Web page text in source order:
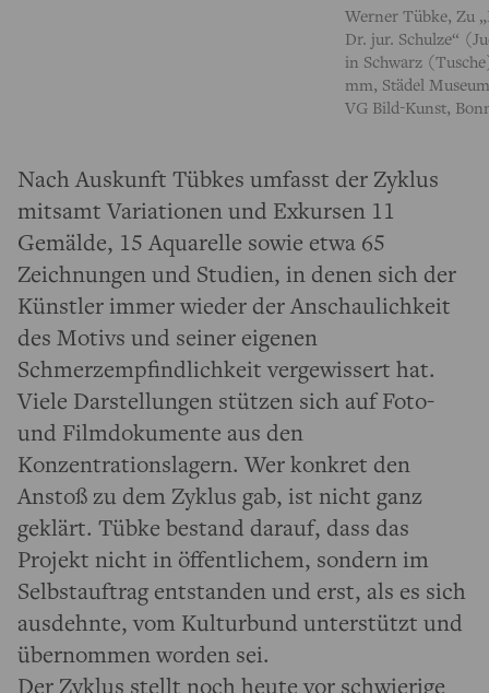
Werner Tübke, Zu
Dr. jur. Schulze“
in Schwarz
mm, Städel
VG Bild-Kunst,
Nach Auskunft Tübkes umfasst der Zyklus
mitsamt Variationen und Exkursen 11
Gemälde, 15 Aquarelle sowie etwa 65
Zeichnungen und Studien, in denen sich der
Künstler immer wieder der Anschaulichkeit
des Motivs und seiner eigenen
Schmerzempfindlichkeit vergewissert hat.
Viele Darstellungen stützen sich auf Foto-
und Filmdokumente aus den
Konzentrationslagern. Wer konkret den
Anstoß zu dem Zyklus gab, ist nicht ganz
geklärt. Tübke bestand darauf, dass das
Projekt nicht in öffentlichem, sondern im
Selbstauftrag entstanden und erst, als es sich
ausdehnte, vom Kulturbund unterstützt und
übernommen worden sei.
Der Zyklus stellt noch heute vor schwierige